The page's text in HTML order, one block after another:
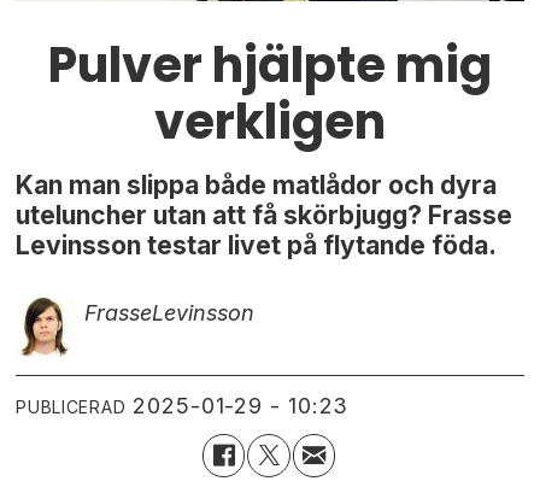
Pulver hjälpte mig
verkligen
Kan man slippa både matlådor och dyra
uteluncher utan att få skörbjugg? Frasse
Levinsson testar livet på flytande föda.
FrasseLevinsson
PUBLICERAD 2025-01-29 - 10:23